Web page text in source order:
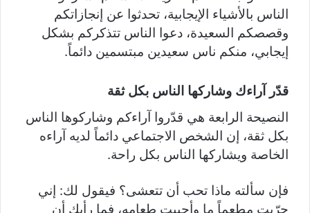
الناس بالأشياء الإيجابية، تحدثوا عن إنجازاتكم
وقصصكم السعيدة، دعوا الناس تتذكركم بشكل
إيجابي، منكم ناس سعيدين مبتسمين دائماً.
قدّر آراءك وشاركها الناس بكل ثقة
النصيحة الرابعة هي قدّروا آراءكم وشاركوها الناس
بكل ثقة، إن الشخص الاجتماعي دائماً لديه آراءه
الخاصة ويشاركها الناس بكل راحة.
فإن سألته ماذا تحب أن تتعشى؟ فيقول لك: إني
جرّبت مطعماً ما وأحببت طعامه، فما رأيك أن